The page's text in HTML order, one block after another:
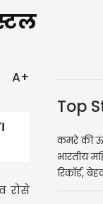
A+
रोसे
Top
कमरे की
भारतीय
रिकॉर्ड,